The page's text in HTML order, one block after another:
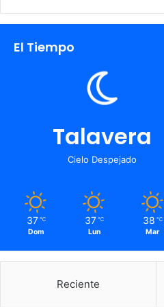
El Tiempo
Talavera
Cielo Despejado
37 ℃
Dom
37 ℃
Lun
38 ℃
Mar
Reciente